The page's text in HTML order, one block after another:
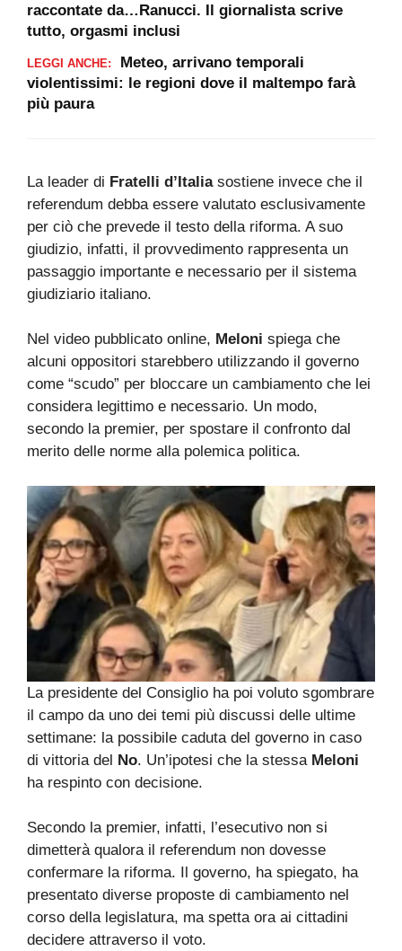
raccontate da…Ranucci. Il giornalista scrive
tutto, orgasmi inclusi
LEGGI ANCHE:
Meteo, arrivano temporali
violentissimi: le regioni dove il maltempo farà
più paura
La leader di Fratelli d’Italiasostiene invece che il
referendum debba essere valutato esclusivamente
per ciò che prevede il testo della riforma. A suo
giudizio, infatti, il provvedimento rappresenta un
passaggio importante e necessario per il sistema
giudiziario italiano.
Nel video pubblicato online, Meloni spiega che
alcuni oppositori starebbero utilizzando il governo
come “scudo” per bloccare un cambiamento che lei
considera legittimo e necessario. Un modo,
secondo la premier, per spostare il confronto dal
merito delle norme alla polemica politica.
La presidente del Consiglio ha poi voluto sgombrare
il campo da uno dei temi più discussi delle ultime
settimane: la possibile caduta del governo in caso
di vittoria del No. Un’ipotesi che la stessa Meloni
ha respinto con decisione.
Secondo la premier, infatti, l’esecutivo non si
dimetterà qualora il referendum non dovesse
confermare la riforma. Il governo, ha spiegato, ha
presentato diverse proposte di cambiamento nel
corso della legislatura, ma spetta ora ai cittadini
decidere attraverso il voto.